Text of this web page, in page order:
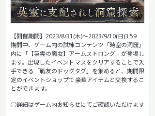
【開催期間】2023/8/31(木)～2023/9/10(日)3:59
期間中、ゲーム内の試練コンテンツ「時空の洞窟」
内に「【英霊の魔女】アームストロング」が登場し
ます。出現したイベントマスをクリアすることで入
手できる「戦友のドッグタグ」を集めると、期間限
定のイベントショップで豪華アイテムと交換するこ
とができます。
○詳細はゲーム内お知らせにてご確認いただけます